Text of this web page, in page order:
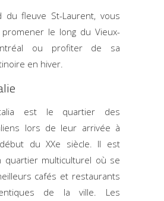
du fleuve St-Laurent, vous
le long du Vieux-
ou profiter de sa
en hiver.
est le quartier des
lors de leur arrivée à
du XXe siècle. Il est
quartier multiculturel où se
cafés et restaurants
de la ville. Les